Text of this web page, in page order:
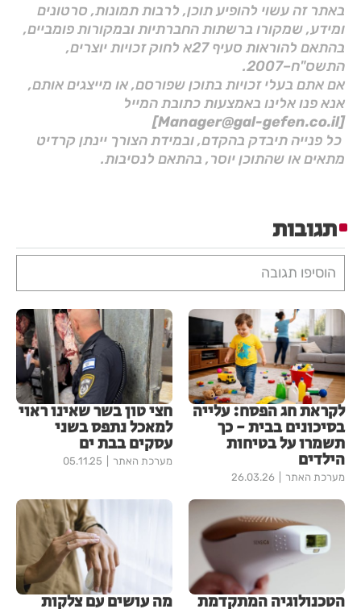
באתר זה עשוי להופיע תוכן, לרבות תמונות, סרטונים
ומידע, שמקורו ברשתות החברתיות ובמקורות פומביים,
בהתאם להוראות סעיף 27א לחוק זכויות יוצרים,
התשס"ח–2007.
אם אתם בעלי זכויות בתוכן שפורסם, או מייצגים אותם,
אנא פנו אלינו באמצעות כתובת המייל
[Manager@gal-gefen.co.il]
כל פנייה תיבדק בהקדם, ובמידת הצורך יינתן קרדיט
מתאים או שהתוכן יוסר, בהתאם לנסיבות.
תגובות
הוסיפו תגובה
לקראת חג הפסח: עלייה
בסיכונים בבית - כך
תשמרו על בטיחות
הילדים
מערכת האתר 26.03.26
חצי טון בשר שאינו ראוי
למאכל נתפס בשני
עסקים בבת ים
מערכת האתר 05.11.25
הטכנולוגיה המתקדמת מה עושים עם צלקות